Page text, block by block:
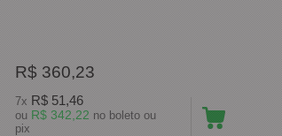
R$ 360,23
7x R$ 51,46
ou R$ 342,22 no boleto ou
pix